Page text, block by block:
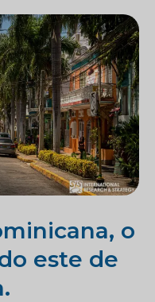
o
este de